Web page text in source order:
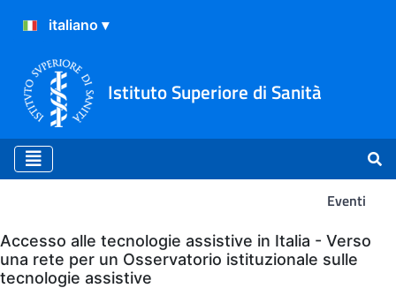
Istituto Superiore di Sanità
Eventi
Eventi
Accesso alle tecnologie assistive in Italia - Verso
una rete per un Osservatorio istituzionale sulle
tecnologie assistive